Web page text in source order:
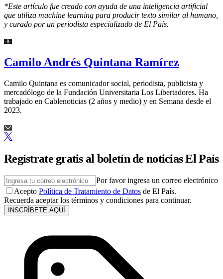
*Este artículo fue creado con ayuda de una inteligencia artificial
que utiliza machine learning para producir texto similar al humano,
y curado por un periodista especializado de El País.
Camilo Andrés Quintana Ramírez
Camilo Quintana es comunicador social, periodista, publicista y
mercadólogo de la Fundación Universitaria Los Libertadores. Ha
trabajado en Cablenoticias (2 años y medio) y en Semana desde el
2023.
Regístrate gratis al boletín de noticias El País
Por favor ingresa un correo electrónico
Acepto Política de Tratamiento de Datos de El País.
Recuerda aceptar los términos y condiciones para continuar.
INSCRÍBETE AQUÍ